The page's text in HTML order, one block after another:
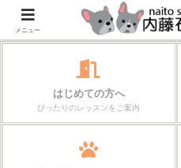
作る楽しさが、毎日の
はじめての方へ
ぴったりのレッスンをご案内
メニュー